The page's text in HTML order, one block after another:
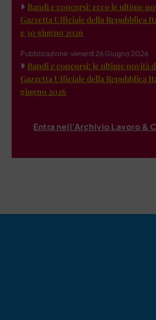
Bandi e concorsi: ecco le ultime
Gazzetta Ufficiale della Repubblica
e 30 giugno 2026
Pubblicazione: venerdì 26 Giugno 2026
Bandi e concorsi: le ultime novità
Gazzetta Ufficiale della Repubblica
giugno 2026
Entra nell'Archivio Lavoro &